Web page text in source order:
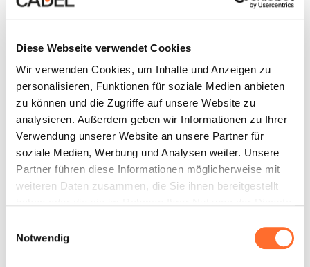
Diese Webseite verwendet Cookies
Wir verwenden Cookies, um Inhalte und Anzeigen zu
personalisieren, Funktionen für soziale Medien anbieten
zu können und die Zugriffe auf unsere Website zu
analysieren. Außerdem geben wir Informationen zu Ihrer
Verwendung unserer Website an unsere Partner für
soziale Medien, Werbung und Analysen weiter. Unsere
Partner führen diese Informationen möglicherweise mit
weiteren Daten zusammen, die Sie ihnen bereitgestellt
Notwendig
Kontakt